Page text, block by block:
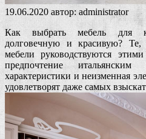
19.06.2020 автор:administrator
Как выбрать мебель для
долговечную и красивую?
мебели руководствуются
предпочтение
характеристики и неизменная
удовлетворят даже самых